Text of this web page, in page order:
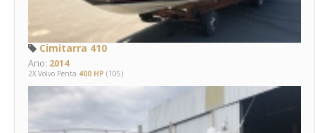
Cimitarra 410
Ano: 2014
2X Volvo Penta 400 HP (105)